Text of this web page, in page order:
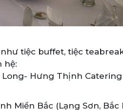
tiệc buffet, tiệc
hệ:
Long- Hưng Thịnh Catering
Miền Bắc (Lạng Sơn, Bắc